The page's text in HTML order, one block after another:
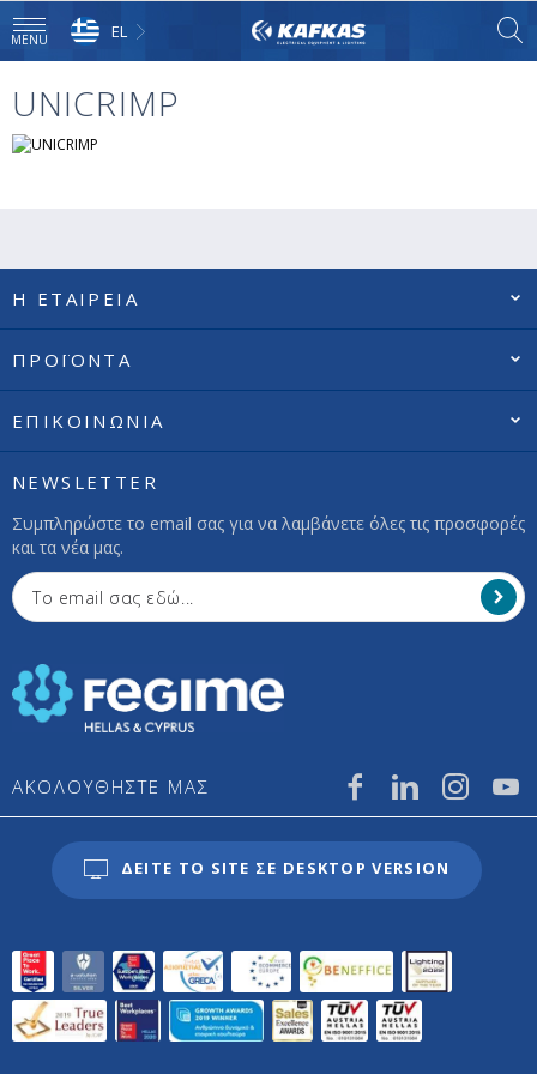
MENU EL
UNICRIMP
Η ΕΤΑΙΡΕΙΑ
ΠΡΟΪΟΝΤΑ
ΕΠΙΚΟΙΝΩΝΙΑ
NEWSLETTER
Συμπληρώστε το email σας για να λαμβάνετε όλες τις προσφορές
και τα νέα μας.
ΑΚΟΛΟΥΘΗΣΤΕ ΜΑΣ
ΔΕΙΤΕ ΤΟ SITE ΣΕ DESKTOP VERSION